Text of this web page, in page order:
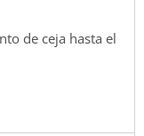
de ceja hasta el